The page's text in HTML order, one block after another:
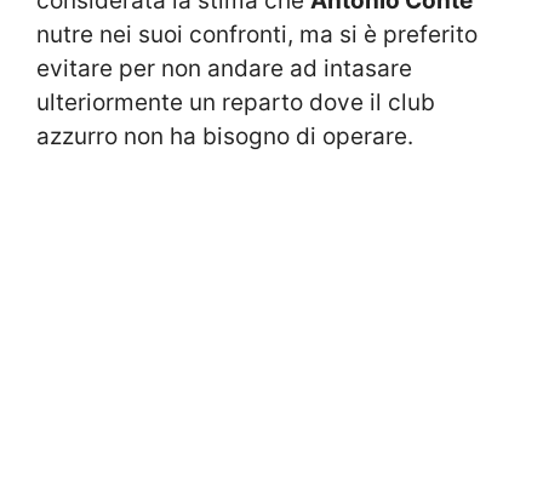
nutre nei suoi confronti, ma si è preferito
evitare per non andare ad intasare
ulteriormente un reparto dove il club
azzurro non ha bisogno di operare.